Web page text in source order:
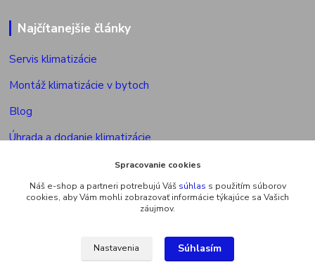
Najčítanejšie články
Servis klimatizácie
Montáž klimatizácie v bytoch
Blog
Úhrada a dodanie klimatizácie
Povolenie na montáž klimatizácie
Výkon vonkajšej jed. multisplitu
Upravit sběr cookies.
Spracovanie cookies
Náš e-shop a partneri potrebujú Váš súhlas s použitím súborov
cookies, aby Vám mohli zobrazovať informácie týkajúce sa Vašich
záujmov.
Nastavenia Súhlasím